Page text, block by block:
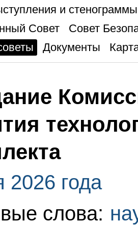
и стенограммы
Совет
Совет
Документы
2026 года
слова: